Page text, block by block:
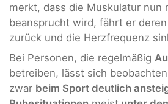
merkt, dass die Muskulatur nun
beansprucht wird, fährt er
zurück und die Herzfrequenz
Bei Personen, die regelmäßig
betreiben, lässt sich
zwar beim Sport deutlich